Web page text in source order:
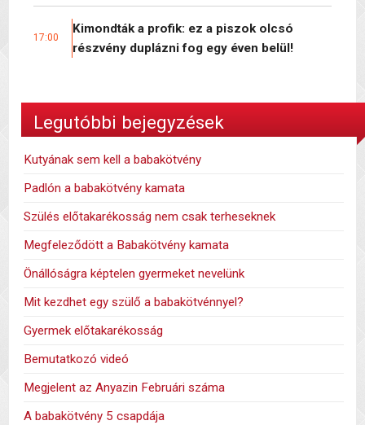
17:00
Kimondták a profik: ez a piszok olcsó
részvény duplázni fog egy éven belül!
Legutóbbi bejegyzések
Kutyának sem kell a babakötvény
Padlón a babakötvény kamata
Szülés előtakarékosság nem csak terheseknek
Megfeleződött a Babakötvény kamata
Önállóságra képtelen gyermeket nevelünk
Mit kezdhet egy szülő a babakötvénnyel?
Gyermek előtakarékosság
Bemutatkozó videó
Megjelent az Anyazin Februári száma
A babakötvény 5 csapdája